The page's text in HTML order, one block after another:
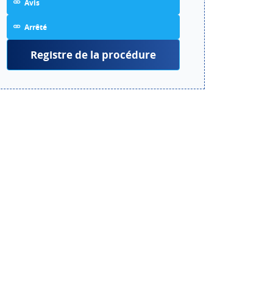
Avis
Arrêté
Registre de la procédure